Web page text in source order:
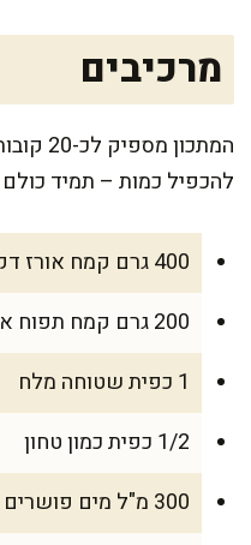
מרכיבים
להכפיל כמות – תמיד כולם
400 גרם קמח אורז דק, מנופה
200 גרם קמח תפוח אדמה
1 כפית שטוחה מלח
1/2 כפית כמון טחון
300 מ"ל מים פושרים (ייתכן ותזדקקו מעט יותר – להוסיף בהדרגה)